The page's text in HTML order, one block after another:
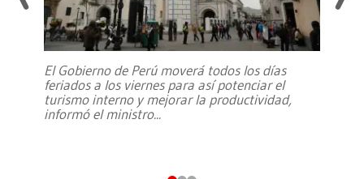
El Gobierno de Perú moverá todos los días
feriados a los viernes para así potenciar el
turismo interno y mejorar la productividad,
informó el ministro...